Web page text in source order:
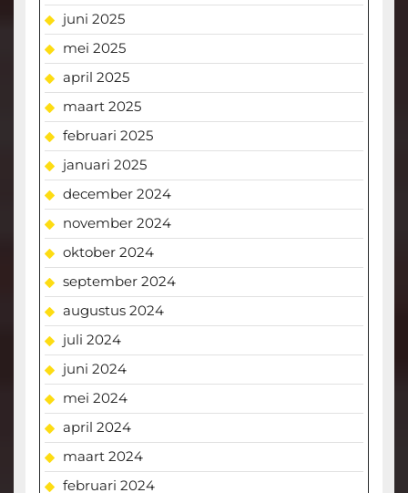
juni 2025
mei 2025
april 2025
maart 2025
februari 2025
januari 2025
december 2024
november 2024
oktober 2024
september 2024
augustus 2024
juli 2024
juni 2024
mei 2024
april 2024
maart 2024
februari 2024